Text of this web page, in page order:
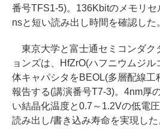
番号TFS1-5)。136Kbitのメモリ
nsと短い読み出し時間を確認した
東京大学と富士通セミコンダク
ョンズは、HfZrO(ハフニウムジ
体キャパシタをBEOL(多層配線工
報告する(講演番号T7-3)。4nm厚
い結晶化温度と0.7～1.2Vの低電
読み出し/書き込み寿命を実現した